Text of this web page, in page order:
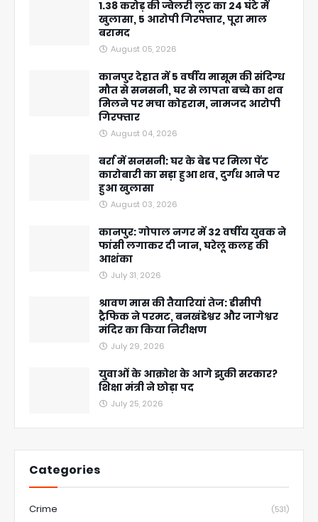
1.38 करोड़ की ज्वेलरी लूट का 24 घंटे में
खुलासा, 5 आरोपी गिरफ्तार, पूरा माल
बरामद
August 05, 2026
कानपुर देहात में 5 वर्षीय मासूम की संदिग्ध
मौत से सनसनी, घर से लापता बच्चे का शव
मिलने पर मचा कोहराम, नामजद आरोपी
गिरफ्तार
August 04, 2026
बर्रा में सनसनी: घर के बेड पर मिला पेंट
कारोबारी का सड़ा हुआ शव, दुर्गंध आने पर
हुआ खुलासा
August 03, 2026
कानपुर: गोपाल नगर में 32 वर्षीय युवक ने
फांसी लगाकर दी जान, घरेलू कलह की
आशंका
July 31, 2026
श्रावण मास की तैयारियां तेज: डीसीपी
ट्रैफिक ने परमट, बनखंडेश्वर और जागेश्वर
मंदिर का किया निरीक्षण
July 29, 2026
युवाओं के आक्रोश के आगे झुकी सरकार?
शिक्षा मंत्री ने छोड़ा पद
July 25, 2026
Categories
Crime (531)